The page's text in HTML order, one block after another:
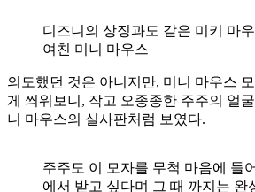
디즈니의 상징과도 같은 미키 마
여친 미니 마우스
의도했던 것은 아니지만, 미니 마우스
게 씌워보니, 작고 오종종한 주주의 얼
니 마우스의 실사판처럼 보였다.
주주도 이 모자를 무척 마음에 들
에서 받고 싶다며 그 때 까지는 완